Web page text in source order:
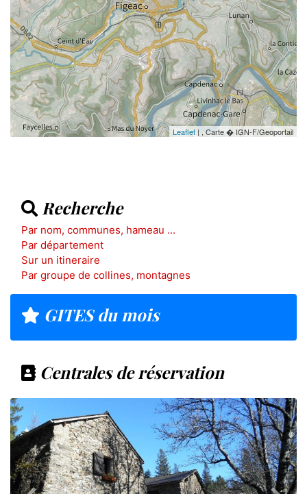
Leaflet | , Carte � IGN-F/Geoportail
Recherche
Par nom, communes, hameau ...
Par département
Sur un itineraire
Par groupe de collines, montagnes
GITES du mois
Centrales de réservation